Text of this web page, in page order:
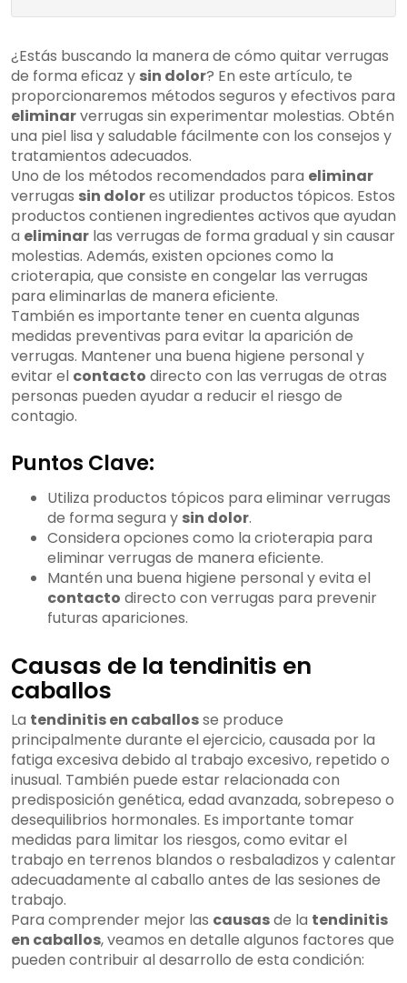
¿Estás buscando la manera de cómo quitar verrugas
de forma eficaz y sin dolor? En este artículo, te
proporcionaremos métodos seguros y efectivos para
eliminarverrugas sin experimentar molestias. Obtén
una piel lisa y saludable fácilmente con los consejos y
tratamientos adecuados.
Uno de los métodos recomendados para eliminar
verrugas sin dolores utilizar productos tópicos. Estos
productos contienen ingredientes activos que ayudan
a eliminar las verrugas de forma gradual y sin causar
molestias. Además, existen opciones como la
crioterapia, que consiste en congelar las verrugas
para eliminarlas de manera eficiente.
También es importante tener en cuenta algunas
medidas preventivas para evitar la aparición de
verrugas. Mantener una buena higiene personal y
evitar el contacto directo con las verrugas de otras
personas pueden ayudar a reducir el riesgo de
contagio.
Puntos Clave:
Utiliza productos tópicos para eliminar verrugas
de forma segura y sin dolor.
Considera opciones como la crioterapia para
eliminar verrugas de manera eficiente.
Mantén una buena higiene personal y evita el
contacto directo con verrugas para prevenir
futuras apariciones.
Causas de la tendinitis en
caballos
La tendinitis en caballosse produce
principalmente durante el ejercicio, causada por la
fatiga excesiva debido al trabajo excesivo, repetido o
inusual. También puede estar relacionada con
predisposición genética, edad avanzada, sobrepeso o
desequilibrios hormonales. Es importante tomar
medidas para limitar los riesgos, como evitar el
trabajo en terrenos blandos o resbaladizos y calentar
adecuadamente al caballo antes de las sesiones de
trabajo.
Para comprender mejor las causasde la tendinitis
en caballos, veamos en detalle algunos factores que
pueden contribuir al desarrollo de esta condición: